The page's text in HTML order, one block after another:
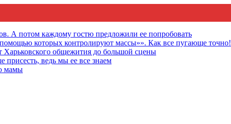
А потом каждому гостю предложили ее попробовать
которых контролируют массы»». Как все пугающе точно!
Харьковского общежития до большой сцены
ведь мы ее все знаем
мамы